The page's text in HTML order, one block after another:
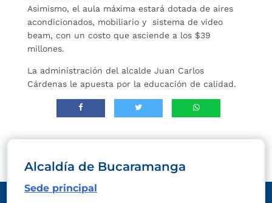
Asimismo, el aula máxima estará dotada de aires
acondicionados, mobiliario y sistema de video
beam, con un costo que asciende a los $39
millones.
La administración del alcalde Juan Carlos
Cárdenas le apuesta por la educación de calidad.
Alcaldía de Bucaramanga
Sede principal